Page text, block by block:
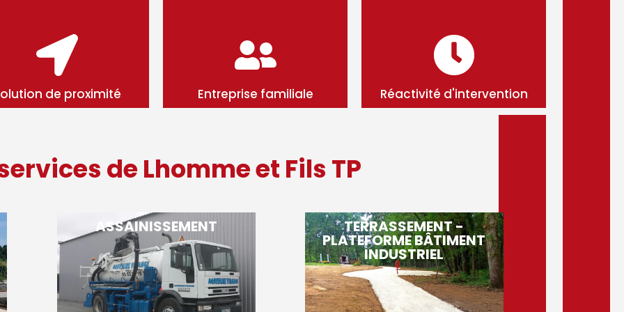
de proximité Entreprise familiale Réactivité d'intervention
de Lhomme et Fils TP
ASSAINISSEMENT TERRASSEMENT -
PLATEFORME BÂTIMENT
INDUSTRIEL